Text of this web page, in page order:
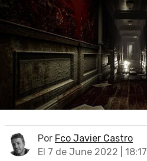
Por Fco Javier Castro
El 7 de June 2022 | 18:17